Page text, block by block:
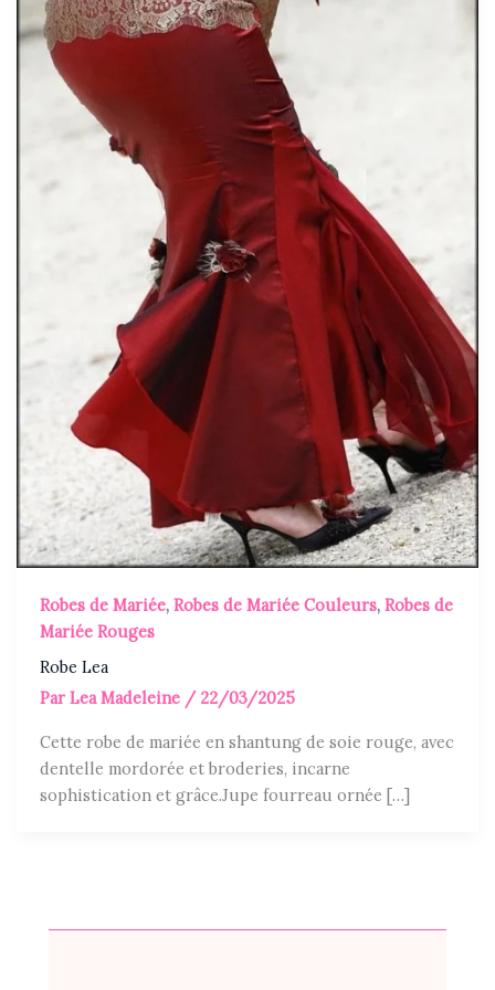
Robes de Mariée,Robes de Mariée Couleurs,Robes de
Mariée Rouges
Robe Lea
ParLea Madeleine / 22/03/2025
Cette robe de mariée en shantung de soie rouge, avec
dentelle mordorée et broderies, incarne
sophistication et grâce.Jupe fourreau ornée […]